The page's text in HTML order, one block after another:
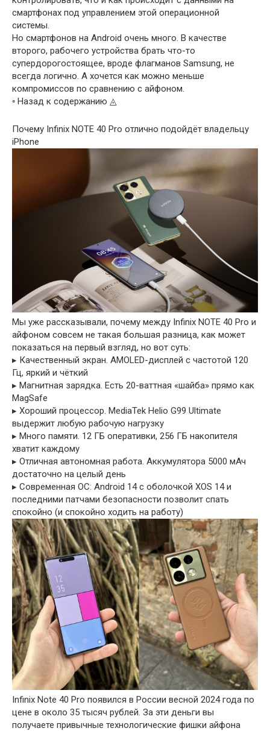
смартфонах под управлением этой операционной
системы.
Но смартфонов на Android очень много. В качестве
второго, рабочего устройства брать что-то
супердорогостоящее, вроде флагманов Samsung, не
всегда логично. А хочется как можно меньше
компромиссов по сравнению с айфоном.
◦ Назад к содержанию ◬
Почему Infinix NOTE 40 Pro отлично подойдёт владельцу
iPhone
Мы уже рассказывали, почему между Infinix NOTE 40 Pro и
айфоном совсем не такая большая разница, как может
показаться на первый взгляд, но вот суть:
▸ Качественный экран. AMOLED-дисплей с частотой 120
Гц, яркий и чёткий
▸ Магнитная зарядка. Есть 20-ваттная «шайба» прямо как
MagSafe
▸ Хороший процессор. MediaTek Helio G99 Ultimate
выдержит любую рабочую нагрузку
▸ Много памяти. 12 ГБ оперативки, 256 ГБ накопителя
хватит каждому
▸ Отличная автономная работа. Аккумулятора 5000 мАч
достаточно на целый день
▸ Современная ОС: Android 14 с оболочкой XOS 14 и
последними патчами безопасности позволит спать
спокойно (и спокойно ходить на работу)
Infinix Note 40 Pro появился в России весной 2024 года по
цене в около 35 тысяч рублей. За эти деньги вы
получаете привычные технологические фишки айфона